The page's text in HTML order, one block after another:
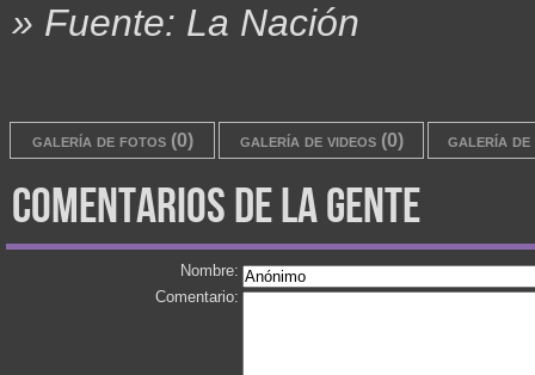
» Fuente: La Nación
galería de fotos (0) galería de videos (0) galería de
comentarios de la gente
Nombre:
Comentario: